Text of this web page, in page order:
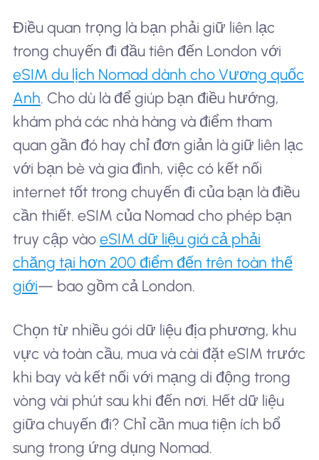
Điều quan trọng là bạn phải giữ liên lạc
trong chuyến đi đầu tiên đến London với
eSIM du lịch Nomad dành cho Vương quốc
Anh. Cho dù là để giúp bạn điều hướng,
khám phá các nhà hàng và điểm tham
quan gần đó hay chỉ đơn giản là giữ liên lạc
với bạn bè và gia đình, việc có kết nối
internet tốt trong chuyến đi của bạn là điều
cần thiết. eSIM của Nomad cho phép bạn
truy cập vào eSIM dữ liệu giá cả phải
chăng tại hơn 200 điểm đến trên toàn thế
giới— bao gồm cả London.
Chọn từ nhiều gói dữ liệu địa phương, khu
vực và toàn cầu, mua và cài đặt eSIM trước
khi bay và kết nối với mạng di động trong
vòng vài phút sau khi đến nơi. Hết dữ liệu
giữa chuyến đi? Chỉ cần mua tiện ích bổ
sung trong ứng dụng Nomad.